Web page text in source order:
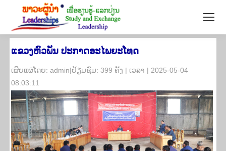
ແຂວງຫົວພັນ ປະກາດອະໄພຍະໂທດ
​ເຜີຍ​ແຜ່​ໂດຍ: admin|ຢ້ຽມ​ຊົມ: 399 ຄັ້ງ | ເວ​ລາ | 2025-05-04
08:03:11